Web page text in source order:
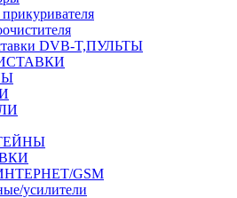
DVB-T,ПУЛЬТЫ
GSM
усилители